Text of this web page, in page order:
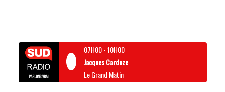
07H00-10H00
Jacques Cardoze
Le Grand Matin